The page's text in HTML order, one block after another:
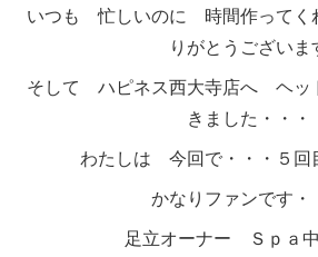
いつも 忙しいのに 時間作って
りがとうございま
そして ハピネス西大寺店へ ヘ
きました・・・
わたしは 今回で・・・５回
かなりファンです・
足立オーナー Ｓｐａ中